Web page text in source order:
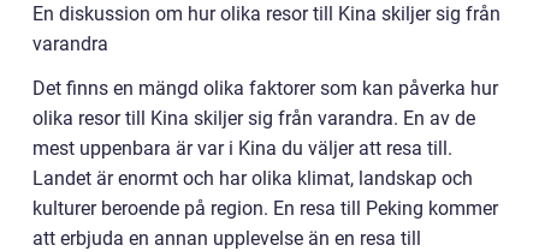
En diskussion om hur olika resor till Kina skiljer sig från
varandra
Det finns en mängd olika faktorer som kan påverka hur
olika resor till Kina skiljer sig från varandra. En av de
mest uppenbara är var i Kina du väljer att resa till.
Landet är enormt och har olika klimat, landskap och
kulturer beroende på region. En resa till Peking kommer
att erbjuda en annan upplevelse än en resa till